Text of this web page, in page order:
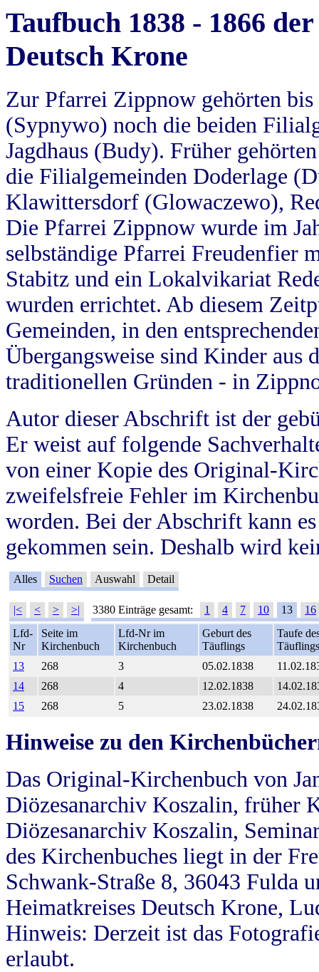
Taufbuch 1838 - 1866
Deutsch Krone
Zur Pfarrei Zippnow gehörten
(Sypnywo) noch die beiden
Jagdhaus (Budy). Früher
die Filialgemeinden Doderlage
Klawittersdorf (Glowaczewo),
Die Pfarrei Zippnow wurde im
selbständige Pfarrei Freudenfier
Stabitz und ein Lokalvikariat
wurden errichtet. Ab diesem
Gemeinden, in den
Übergangsweise sind Kinder aus
traditionellen Gründen - in
Autor dieser Abschrift ist der
Er weist auf folgende
von einer Kopie des Original-
zweifelsfreie Fehler im
worden. Bei der Abschrift kann
gekommen sein. Deshalb wird
Alles Suchen Auswahl Detail
|< < > >| 3380 Einträge gesamt: 1 4 7 10 13
16
Lfd-
Nr
Seite im
Kirchenbuch
Lfd-Nr im
Kirchenbuch
Geburt des
Täuflings
Taufe
Täuflings
13
268 3 05.02.1838
14
268 4 12.02.1838
15
268 5 23.02.1838
Hinweise zu den
Das Original-Kirchenbuch von
Diözesanarchiv Koszalin, früher
Diözesanarchiv Koszalin,
des Kirchenbuches liegt in der
Schwank-Straße 8, 36043 Fulda
Heimatkreises Deutsch Krone,
Hinweis: Derzeit ist das
erlaubt.